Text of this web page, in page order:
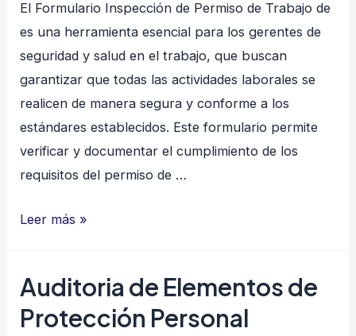
El Formulario Inspección de Permiso de Trabajo de
es una herramienta esencial para los gerentes de
seguridad y salud en el trabajo, que buscan
garantizar que todas las actividades laborales se
realicen de manera segura y conforme a los
estándares establecidos. Este formulario permite
verificar y documentar el cumplimiento de los
requisitos del permiso de …
Inspección
de
Trabajo
Leer más »
Auditoria de Elementos de
Protección Personal